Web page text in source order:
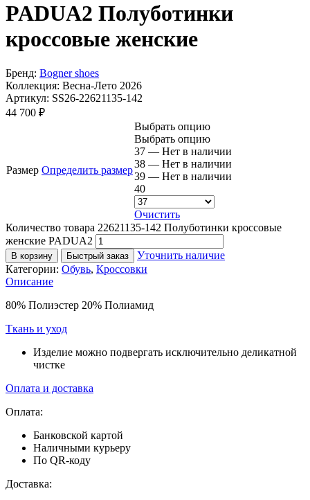
PADUA2 Полуботинки
кроссовые женские
Бренд: Bogner shoes
Коллекция: Весна-Лето 2026
Артикул: SS26-22621135-142
44 700 ₽
Размер Определить размер
Выбрать опцию
Выбрать опцию
37 — Нет в наличии
38 — Нет в наличии
39 — Нет в наличии
40
Очистить
Количество товара 22621135-142 Полуботинки кроссовые
женские PADUA2
В корзину Быстрый заказ
Уточнить наличие
Категории: Обувь, Кроссовки
Описание
80% Полиэстер 20% Полиамид
Ткань и уход
Изделие можно подвергать исключительно деликатной
чистке
Оплата и доставка
Оплата:
Банковской картой
Наличными курьеру
По QR-коду
Доставка: